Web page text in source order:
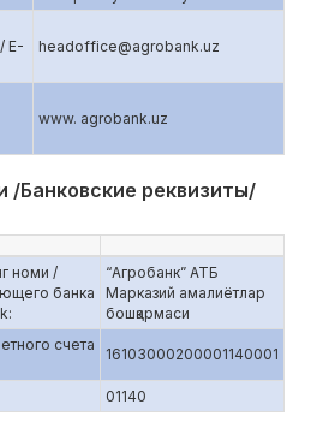
E-
headoffice@agrobank.uz
www. agrobank.uz
/Банковские реквизиты/
номи /
банка
“Агробанк” АТБ
Марказий амалиётлар
бошқармаси
счета
16103000200001140001
01140